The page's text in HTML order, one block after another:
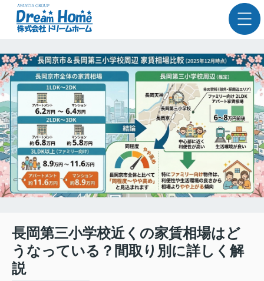
長岡第三小学校近くの家賃相場はど
うなっている？間取り別に詳しく解
説